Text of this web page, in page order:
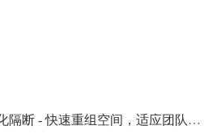
上海办公室装潢：‌模块化隔断‌ - 快速重组空间，适应团队规模变化